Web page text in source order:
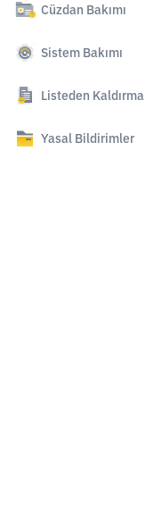
Cüzdan Bakımı
Sistem Bakımı
Listeden Kaldırma
Yasal Bildirimler